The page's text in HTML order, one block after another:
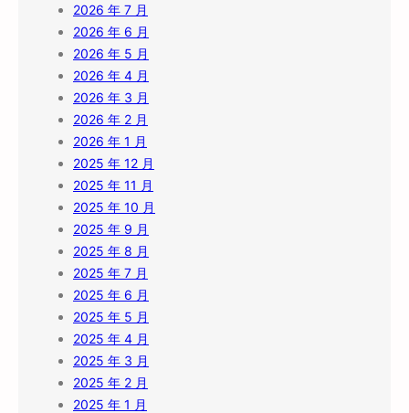
2026 年 7 月
2026 年 6 月
2026 年 5 月
2026 年 4 月
2026 年 3 月
2026 年 2 月
2026 年 1 月
2025 年 12 月
2025 年 11 月
2025 年 10 月
2025 年 9 月
2025 年 8 月
2025 年 7 月
2025 年 6 月
2025 年 5 月
2025 年 4 月
2025 年 3 月
2025 年 2 月
2025 年 1 月